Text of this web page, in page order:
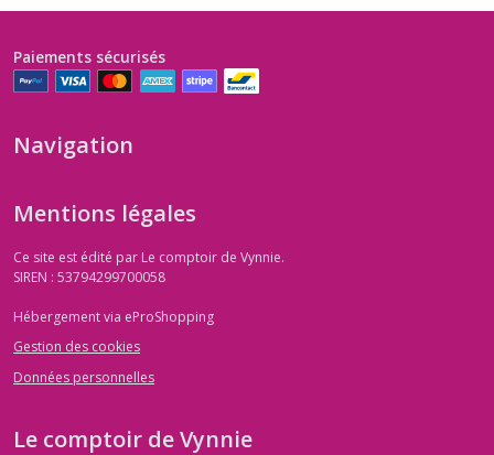
Paiements sécurisés
Navigation
Mentions légales
Ce site est édité par Le comptoir de Vynnie.
SIREN : 53794299700058
Hébergement via eProShopping
Gestion des cookies
Données personnelles
Le comptoir de Vynnie